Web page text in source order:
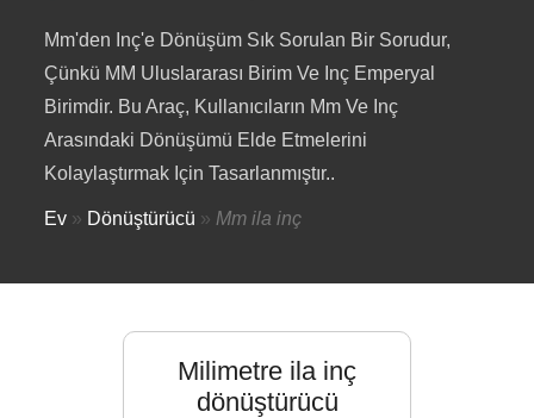
Mm'den Inç'e Dönüşüm Sık Sorulan Bir Sorudur,
Çünkü MM Uluslararası Birim Ve Inç Emperyal
Birimdir. Bu Araç, Kullanıcıların Mm Ve Inç
Arasındaki Dönüşümü Elde Etmelerini
Kolaylaştırmak Için Tasarlanmıştır..
Ev » Dönüştürücü » Mm ila inç
Milimetre ila inç
dönüştürücü